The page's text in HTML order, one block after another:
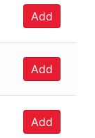
Add
Add
Add